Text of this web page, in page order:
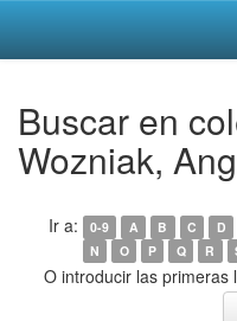
navigation
Buscar en
Wozniak,
Ir a: 0-9 A B C D
N
O P Q R
O introducir las primeras